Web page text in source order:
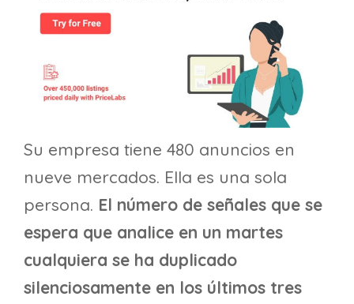
Su empresa tiene 480 anuncios en
nueve mercados. Ella es una sola
persona. El número de señales que se
espera que analice en un martes
cualquiera se ha duplicado
silenciosamente en los últimos tres